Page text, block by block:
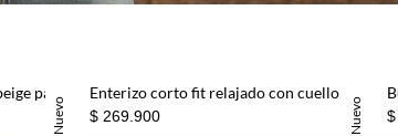
Nuevo
Jean recto con estampado en beige para mujer
Nuevo
Enterizo corto fit relajado con cuello cruzado en algodón beige claro para mujer
$ 269.900